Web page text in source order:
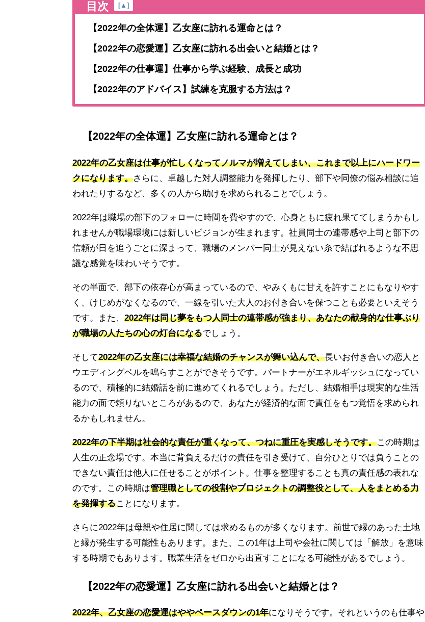
目次 [▲]
【2022年の全体運】乙女座に訪れる運命とは？
【2022年の恋愛運】乙女座に訪れる出会いと結婚とは？
【2022年の仕事運】仕事から学ぶ経験、成長と成功
【2022年のアドバイス】試練を克服する方法は？
【2022年の全体運】乙女座に訪れる運命とは？
2022年の乙女座は仕事が忙しくなってノルマが増えてしまい、これまで以上にハードワー
クになります。さらに、卓越した対人調整能力を発揮したり、部下や同僚の悩み相談に追
われたりするなど、多くの人から助けを求められることでしょう。
2022年は職場の部下のフォローに時間を費やすので、心身ともに疲れ果ててしまうかもし
れませんが職場環境には新しいビジョンが生まれます。社員同士の連帯感や上司と部下の
信頼が日を追うごとに深まって、職場のメンバー同士が見えない糸で結ばれるような不思
議な感覚を味わいそうです。
その半面で、部下の依存心が高まっているので、やみくもに甘えを許すことにもなりやす
く、けじめがなくなるので、一線を引いた大人のお付き合いを保つことも必要といえそう
です。また、 2022年は同じ夢をもつ人同士の連帯感が強まり、あなたの献身的な仕事ぶり
が職場の人たちの心の灯台になるでしょう。
そして2022年の乙女座には幸福な結婚のチャンスが舞い込んで、長いお付き合いの恋人と
ウエディングベルを鳴らすことができそうです。パートナーがエネルギッシュになってい
るので、積極的に結婚話を前に進めてくれるでしょう。ただし、結婚相手は現実的な生活
能力の面で頼りないところがあるので、あなたが経済的な面で責任をもつ覚悟を求められ
るかもしれません。
2022年の下半期は社会的な責任が重くなって、つねに重圧を実感しそうです。 この時期は
人生の正念場です。本当に背負えるだけの責任を引き受けて、自分ひとりでは負うことの
できない責任は他人に任せることがポイント。仕事を整理することも真の責任感の表れな
のです。この時期は管理職としての役割やプロジェクトの調整役として、人をまとめる力
を発揮する ことになります。
さらに2022年は母親や住居に関しては求めるものが多くなります。前世で縁のあった土地
と縁が発生する可能性もあります。また、この1年は上司や会社に関しては「解放」を意味
する時期でもあります。職業生活をゼロから出直すことになる可能性があるでしょう。
【2022年の恋愛運】乙女座に訪れる出会いと結婚とは？
2022年、乙女座の恋愛運はややペースダウンの1年になりそうです。それというのも仕事や